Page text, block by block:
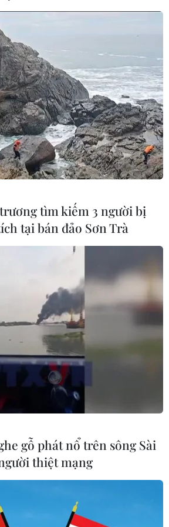
đủ 2 mũi vaccine COVID-19 cho
định sản xuất; hỗ trợ một phần
19...
học sinh, giáo viên trở
29/9-6/10
ban hành Kế hoạch cho
nhân viên, học sinh, học viên,
vùng dịch được trở về thành phố
6/10, tự túc phương tiện.
tìm kiếm 3 người bị
tại bán đảo Sơn Trà
gỗ phát nổ trên sông Sài
thiệt mạng